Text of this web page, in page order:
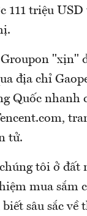
111 triệu
"xịn"
địa chỉ
Quốc nhanh
tử.
tôi ở đất
mua sắm
sâu sắc về